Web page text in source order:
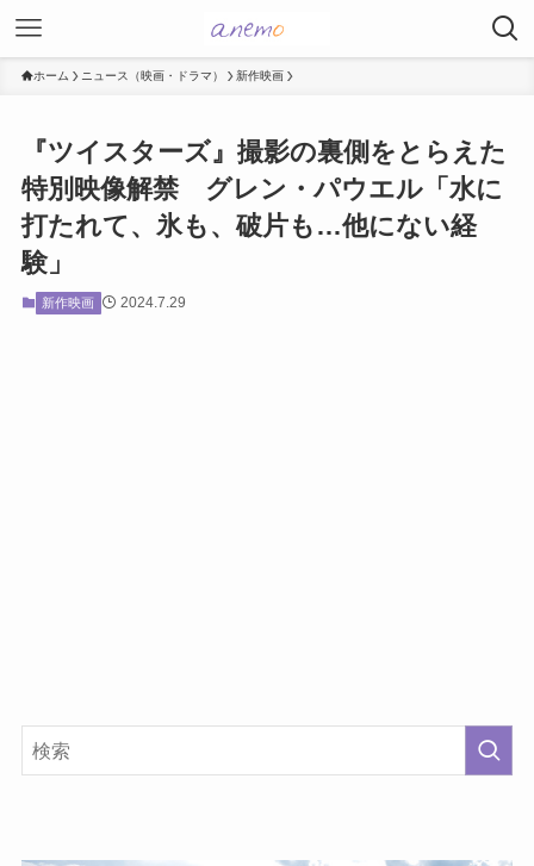
ホーム ニュース（映画・ドラマ） 新作映画
『ツイスターズ』撮影の裏側をとらえた
特別映像解禁 グレン・パウエル「水に
打たれて、氷も、破片も…他にない経
験」
新作映画 2024.7.29